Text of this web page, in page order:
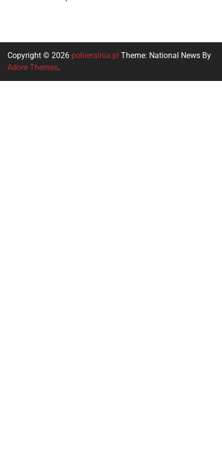
Copyright © 2026 pobieralnia.pl Theme: National News By
Adore Themes.